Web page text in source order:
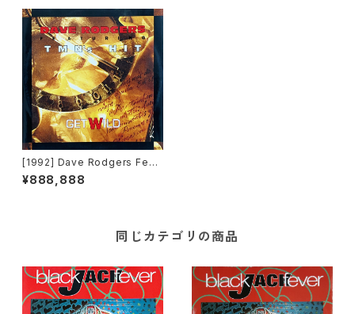
[1992] Dave Rodgers Feat
uring TMN's Hit – Get Wild
[A.Beat-C.]
¥888,888
同じカテゴリの商品